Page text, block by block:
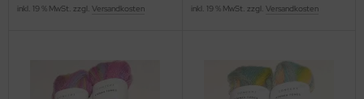
inkl. 19 % MwSt. zzgl. Versandkosten
inkl. 19 % MwSt. zzgl. Versandkosten